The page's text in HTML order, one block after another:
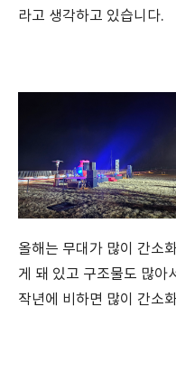
라고 생각하고 있습니다.
올해는 무대가 많이 간소
게 돼 있고 구조물도 많아
작년에 비하면 많이 간소